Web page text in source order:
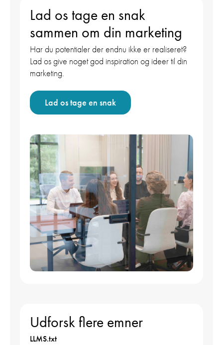
Lad os tage en snak
sammen om din marketing
Har du potentialer der endnu ikke er realiseret?
Lad os give noget god inspiration og ideer til din
marketing.
Lad os tage en snak
Udforsk flere emner
LLMS.txt